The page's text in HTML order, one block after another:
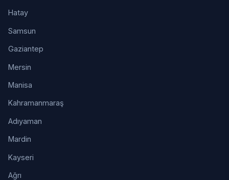
Hatay
Samsun
Gaziantep
Mersin
Manisa
Kahramanmaraş
Adıyaman
Mardin
Kayseri
Ağrı